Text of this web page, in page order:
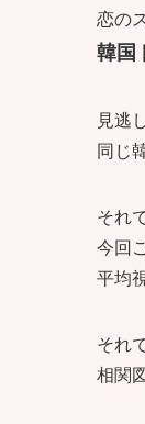
恋の
韓国
見逃
同じ
それ
今回
平均
それ
相関